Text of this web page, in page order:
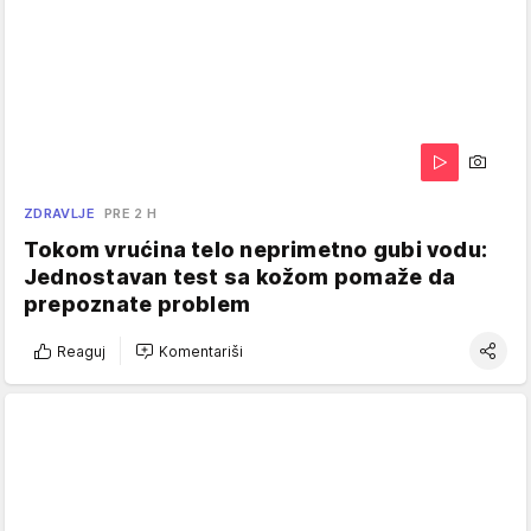
ZDRAVLJE PRE 2 H
Tokom vrućina telo neprimetno gubi vodu:
Jednostavan test sa kožom pomaže da
prepoznate problem
Reaguj Komentariši